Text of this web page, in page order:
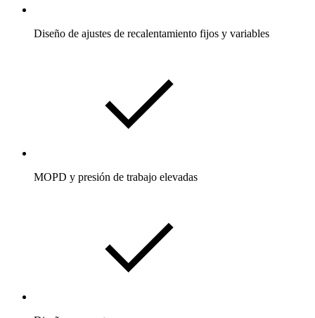
Diseño de ajustes de recalentamiento fijos y variables
MOPD y presión de trabajo elevadas